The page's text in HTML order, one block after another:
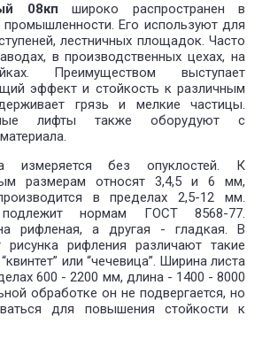
08кп широко распространен в
промышленности. Его используют для
лестничных площадок. Часто
в производственных цехах, на
Преимуществом выступает
эффект и стойкость к различным
грязь и мелкие частицы.
лифты также оборудуют с
измеряется без опуклостей. К
размерам относят 3,4,5 и 6 мм,
в пределах 2,5-12 мм.
подлежит нормам ГОСТ 8568-77.
рифленая, а другая - гладкая. В
рисунка рифления различают такие
или “чечевица”. Ширина листа
600 - 2200 мм, длина - 1400 - 8000
обработке он не подвергается, но
для повышения стойкости к